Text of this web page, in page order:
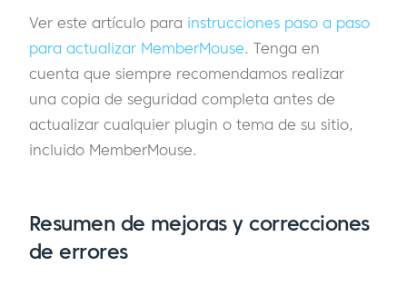
Ver este artículo para instrucciones paso a paso
para actualizar MemberMouse. Tenga en
cuenta que siempre recomendamos realizar
una copia de seguridad completa antes de
actualizar cualquier plugin o tema de su sitio,
incluido MemberMouse.
Resumen de mejoras y correcciones
de errores